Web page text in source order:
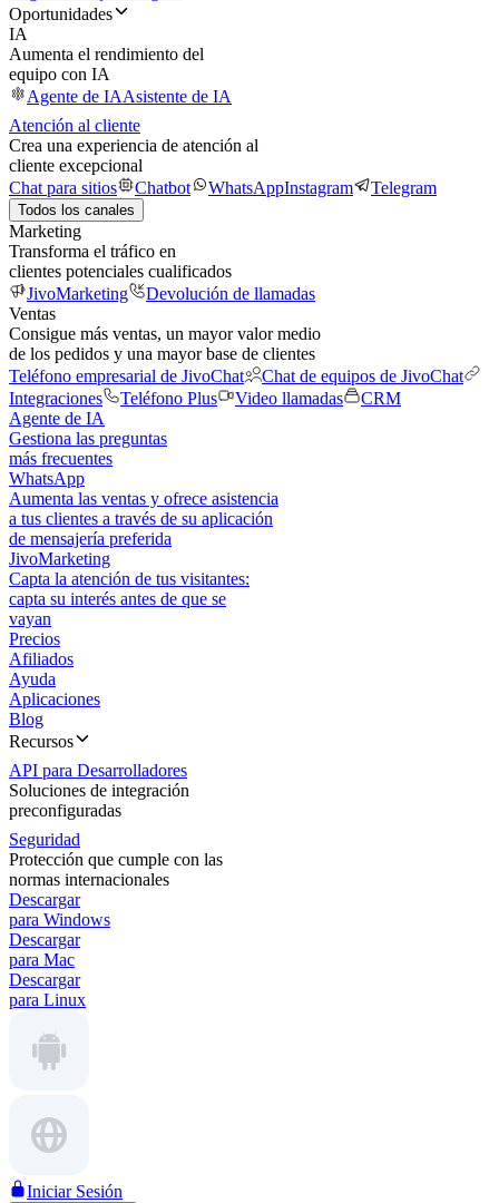
Oportunidades
IA
Aumenta el rendimiento del
equipo con IA
Agente de IAAsistente de IA
Atención al cliente
Crea una experiencia de atención al
cliente excepcional
Chat para sitios
Chatbot WhatsAppInstagram Telegram
Todos los canales
Marketing
Transforma el tráfico en
clientes potenciales cualificados
JivoMarketing
Devolución de llamadas
Ventas
Consigue más ventas, un mayor valor medio
de los pedidos y una mayor base de clientes
Teléfono empresarial de JivoChat
Chat de equipos de JivoChat
Integraciones
Teléfono Plus Video llamadas
CRM
Agente de IA
Gestiona las preguntas
más frecuentes
WhatsApp
Aumenta las ventas y ofrece asistencia
a tus clientes a través de su aplicación
de mensajería preferida
JivoMarketing
Capta la atención de tus visitantes:
capta su interés antes de que se
vayan
Precios
Afiliados
Ayuda
Aplicaciones
Blog
Recursos
API para Desarrolladores
Soluciones de integración
preconfiguradas
Seguridad
Protección que cumple con las
normas internacionales
Descargar
para Windows
Descargar
para Mac
Descargar
para Linux
Iniciar Sesión